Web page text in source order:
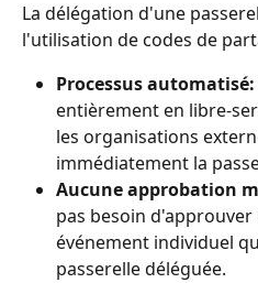
La délégation d'une
l'utilisation de codes de
Processus automatisé:
entièrement en libre-
les organisations
immédiatement la
Aucune approbation
pas besoin
événement individuel
passerelle déléguée.